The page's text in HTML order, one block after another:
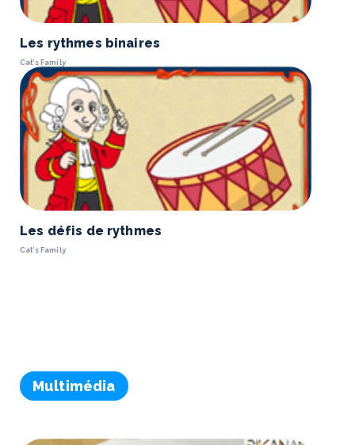
Les rythmes binaires
Cat’s Family
Les défis de rythmes
Cat’s Family
Multimédia